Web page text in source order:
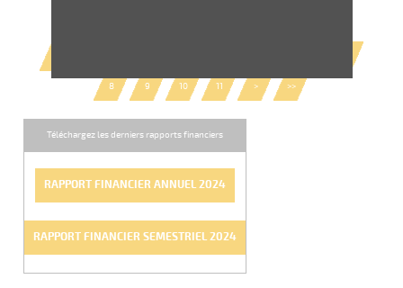
8 9 10 11 > >>
Téléchargez les derniers rapports financiers
RAPPORT FINANCIER ANNUEL 2024
RAPPORT FINANCIER SEMESTRIEL 2024